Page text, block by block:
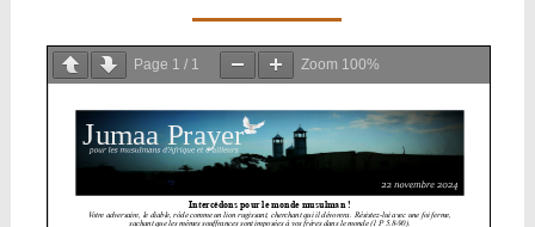
Page 1 / 1 Zoom 100%